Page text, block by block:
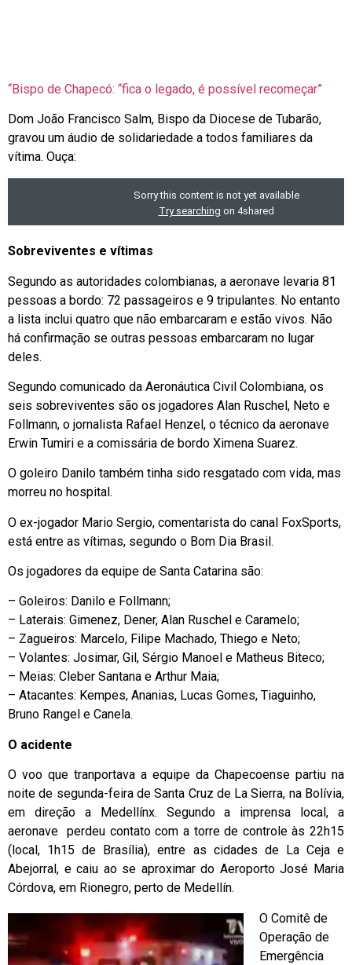
“Bispo de Chapecó: “fica o legado, é possível recomeçar”
Dom João Francisco Salm, Bispo da Diocese de Tubarão,
gravou um áudio de solidariedade a todos familiares da
vítima. Ouça:
Sobreviventes e vítimas
Segundo as autoridades colombianas, a aeronave levaria 81
pessoas a bordo: 72 passageiros e 9 tripulantes. No entanto
a lista inclui quatro que não embarcaram e estão vivos. Não
há confirmação se outras pessoas embarcaram no lugar
deles.
Segundo comunicado da Aeronáutica Civil Colombiana, os
seis sobreviventes são os jogadores Alan Ruschel, Neto e
Follmann, o jornalista Rafael Henzel, o técnico da aeronave
Erwin Tumiri e a comissária de bordo Ximena Suarez.
O goleiro Danilo também tinha sido resgatado com vida, mas
morreu no hospital.
O ex-jogador Mario Sergio, comentarista do canal FoxSports,
está entre as vítimas, segundo o Bom Dia Brasil.
Os jogadores da equipe de Santa Catarina são:
– Goleiros: Danilo e Follmann;
– Laterais: Gimenez, Dener, Alan Ruschel e Caramelo;
– Zagueiros: Marcelo, Filipe Machado, Thiego e Neto;
– Volantes: Josimar, Gil, Sérgio Manoel e Matheus Biteco;
– Meias: Cleber Santana e Arthur Maia;
– Atacantes: Kempes, Ananias, Lucas Gomes, Tiaguinho,
Bruno Rangel e Canela.
O acidente
O voo que tranportava a equipe da Chapecoense partiu na
noite de segunda-feira de Santa Cruz de La Sierra, na Bolívia,
em direção a Medellínx. Segundo a imprensa local, a
aeronave perdeu contato com a torre de controle às 22h15
(local, 1h15 de Brasília), entre as cidades de La Ceja e
Abejorral, e caiu ao se aproximar do Aeroporto José Maria
Córdova, em Rionegro, perto de Medellín.
O Comitê de
Operação de
Emergência